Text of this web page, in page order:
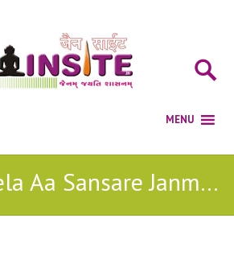
Dukh Bharela Aa Sansare Janmyo Stavan